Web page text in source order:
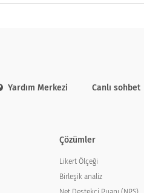
Yardım Merkezi Canlı sohbet
Çözümler
Likert Ölçeği
Birleşik analiz